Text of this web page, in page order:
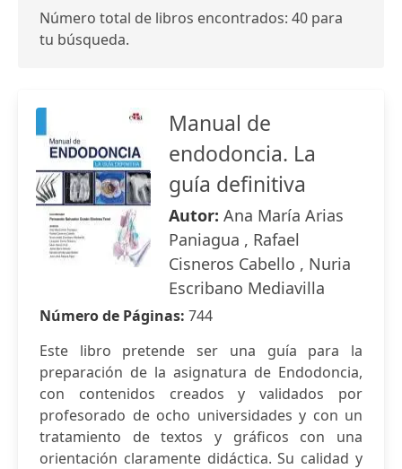
Número total de libros encontrados: 40 para
tu búsqueda.
Manual de
endodoncia. La
guía definitiva
Autor: Ana María Arias
Paniagua , Rafael
Cisneros Cabello , Nuria
Escribano Mediavilla
Número de Páginas: 744
Este libro pretende ser una guía para la
preparación de la asignatura de Endodoncia,
con contenidos creados y validados por
profesorado de ocho universidades y con un
tratamiento de textos y gráficos con una
orientación claramente didáctica. Su calidad y